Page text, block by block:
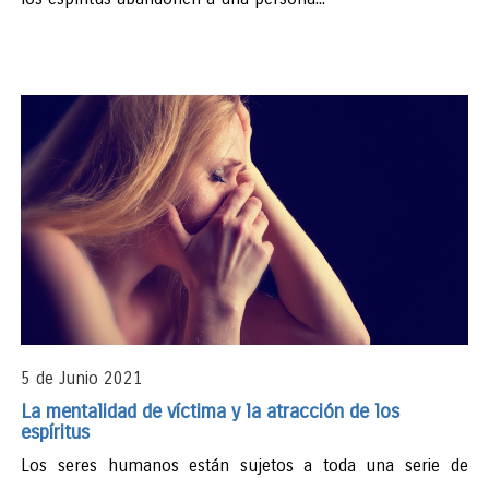
5 de Junio 2021
La mentalidad de víctima y la atracción de los
espíritus
Los seres humanos están sujetos a toda una serie de